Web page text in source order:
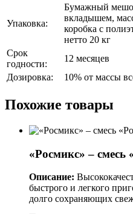
Упаковка:
Бумажный
вкладышем,
коробка с
нетто 20 кг
Срок
годности:
12 месяцев
Дозировка:
10% от массы
Похожие товары
«Росмикс» –
Описание:
быстрого и легкого
долго сохраняющих